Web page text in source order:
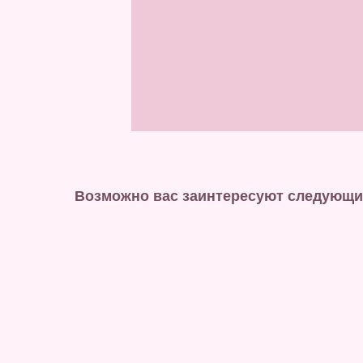
Возможно вас заинтересуют